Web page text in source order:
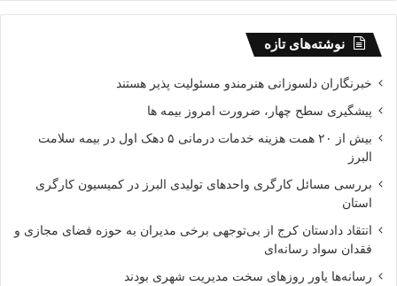
حتی میان رده های بازار تبدیل شدند و شرکت های مختلف، هرکدام
دوگانه برای افزایش کیفیت تصاویر استفاده می کنند، اما در برخی
موارد هم این قابلیت برای بزرگنمایی بدون افت کیفیت به کار گرفته
همان طور که می دانید، لنزهای تله فوتو به عنوان وسیله جانبی برای
موبایل های مختلف در بازار موجودند، اما کیفیت چندان خوبی ندارند
نوشته‌های تازه
خبرنگاران دلسوزانی هنرمندو مسئولیت پذیر هستند
پیشگیری سطح چهار، ضرورت امروز بیمه ها
بیش از ۲۰ همت هزینه خدمات درمانی ۵ دهک اول در بیمه سلامت
البرز
بررسی مسائل کارگری واحدهای تولیدی البرز در کمیسیون کارگری
استان
انتقاد دادستان کرج از بی‌توجهی برخی مدیران به حوزه فضای مجازی و
فقدان سواد رسانه‌ای
رسانه‌ها یاور روزهای سخت مدیریت شهری بودند